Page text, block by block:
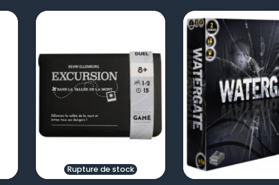
visibility
Rupture de stock
visibility